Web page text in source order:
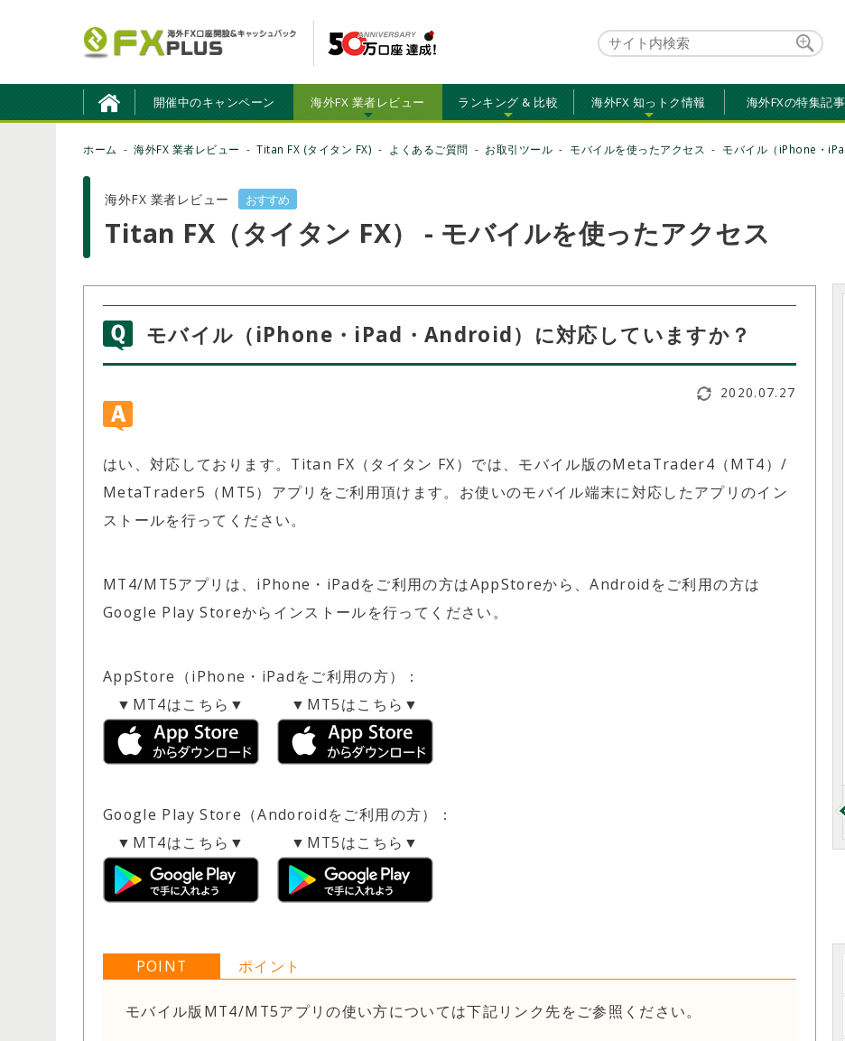
開催中のキャンペーン 海外FX 業者レビュー ランキング & 比較 海外FX 知っトク情報 海外FXの特集記
ホーム 海外FX 業者レビュー Titan FX (タイタン FX) よくあるご質問 お取引ツール モバイルを使ったアクセス モバイル（iPhone・
海外FX 業者レビュー おすすめ
Titan FX（タイタン FX） - モバイルを使ったアクセス
モバイル（iPhone・iPad・Android）に対応していますか？
2020.07.27
はい、対応しております。Titan FX（タイタン FX）では、モバイル版のMetaTrader4（MT4）/
MetaTrader5（MT5）アプリをご利用頂けます。お使いのモバイル端末に対応したアプリのイン
ストールを行ってください。
MT4/MT5アプリは、iPhone・iPadをご利用の方はAppStoreから、Androidをご利用の方は
Google Play Storeからインストールを行ってください。
AppStore（iPhone・iPadをご利用の方）：
▼MT4はこちら▼
▼MT5はこちら▼
Google Play Store（Andoroidをご利用の方）：
▼MT4はこちら▼
▼MT5はこちら▼
POINT ポイント
モバイル版MT4/MT5アプリの使い方については下記リンク先をご参照ください。